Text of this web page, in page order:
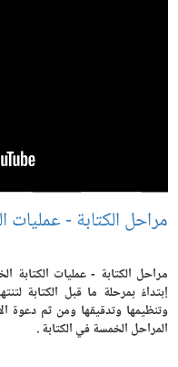
مراحل الكتابة - عمليات
مراحل الكتابة - عمليات
إبتداءً بمرحلة ما قبل الكتابة
وتنظيمها وتدقيقها ومن ثم دعوة
المراحل الخمسة في الكتابة .